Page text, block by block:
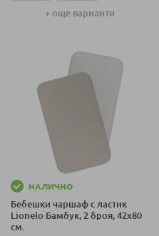
+ още варианти
НАЛИЧНО
Бебешки чаршаф с ластик
Lionelo Бамбук, 2 броя, 42x80
см.